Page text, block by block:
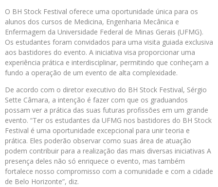
O BH Stock Festival oferece uma oportunidade única para os
alunos dos cursos de Medicina, Engenharia Mecânica e
Enfermagem da Universidade Federal de Minas Gerais (UFMG).
Os estudantes foram convidados para uma visita guiada exclusiva
aos bastidores do evento. A iniciativa visa proporcionar uma
experiência prática e interdisciplinar, permitindo que conheçam a
fundo a operação de um evento de alta complexidade.
De acordo com o diretor executivo do BH Stock Festival, Sérgio
Sette Câmara, a intenção é fazer com que os graduandos
possam ver a prática das suas futuras profissões em um grande
evento. “Ter os estudantes da UFMG nos bastidores do BH Stock
Festival é uma oportunidade excepcional para unir teoria e
prática. Eles poderão observar como suas área de atuação
podem contribuir para a realização das mais diversas iniciativas A
presença deles não só enriquece o evento, mas também
fortalece nosso compromisso com a comunidade e com a cidade
de Belo Horizonte”, diz.